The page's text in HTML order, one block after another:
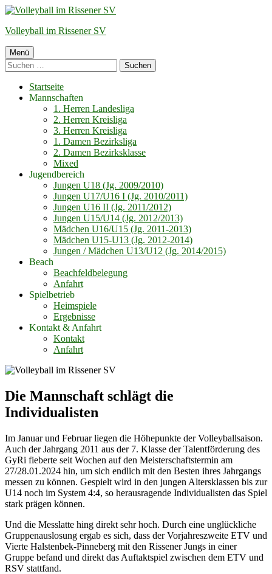
Springe
Inhalt
Volleyball im Rissener SV
Primäres
Menü
Menü
Suchen
nach:
Startseite
Mannschaften
1. Herren Landesliga
2. Herren Kreisliga
3. Herren Kreisliga
1. Damen Bezirksliga
2. Damen Bezirksklasse
Mixed
Jugendbereich
Jungen U18 (Jg. 2009/2010)
Jungen U17/U16 I (Jg. 2010/2011)
Jungen U16 II (Jg. 2011/2012)
Jungen U15/U14 (Jg. 2012/2013)
Mädchen U16/U15 (Jg. 2011-2013)
Mädchen U15-U13 (Jg. 2012-2014)
Jungen / Mädchen U13/U12 (Jg. 2014/2015)
Beach
Beachfeldbelegung
Anfahrt
Spielbetrieb
Heimspiele
Ergebnisse
Kontakt & Anfahrt
Kontakt
Anfahrt
Die Mannschaft schlägt die
Individualisten
Im Januar und Februar liegen die Höhepunkte der Volleyballsaison.
Auch der Jahrgang 2011 aus der 7. Klasse der Talentförderung des
GyRi fieberte seit Wochen auf den Meisterschaftstermin am
27/28.01.2024 hin, um sich endlich mit den Besten ihres Jahrgangs
messen zu können. Gespielt wird in den jungen Altersklassen bis zur
U14 noch im System 4:4, so herausragende Individualisten das Spiel
stark prägen können.
Und die Messlatte hing direkt sehr hoch. Durch eine unglückliche
Gruppenauslosung ergab es sich, dass der Vorjahreszweite ETV und
Vierte Halstenbek-Pinneberg mit den Rissener Jungs in einer
Gruppe befand und direkt das Auftaktspiel zwischen dem ETV und
RSV stattfand.